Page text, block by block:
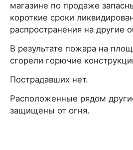
магазине по продаже
короткие сроки
распространения на другие
В результате пожара на
сгорели горючие
Пострадавших нет.
Расположенные рядом
защищены от огня.